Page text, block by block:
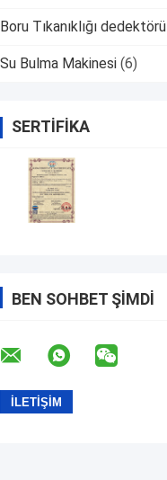
Boru Tıkanıklığı dedektörü
Su Bulma Makinesi (6)
SERTIFIKA
BEN SOHBET ŞIMDI